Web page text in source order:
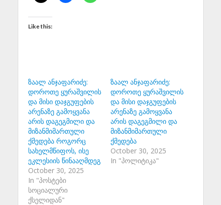
Like this:
ზაალ ანჯაფარიძე:
დოროთე ყურაშვილის
და მისი დაჯგუფების
არენაზე გამოყვანა
არის დაგეგმილი და
მიზანმიმართული
ქმედება როგორც
სახელმწიფოს, ისე
ეკლესიის წინააღმდეგ
October 30, 2025
In "პოსტები
სოციალური
ქსელიდან"
ზაალ ანჯაფარიძე:
დოროთე ყურაშვილის
და მისი დაჯგუფების
არენაზე გამოყვანა
არის დაგეგმილი და
მიზანმიმართული
ქმედება
October 30, 2025
In "პოლიტიკა"